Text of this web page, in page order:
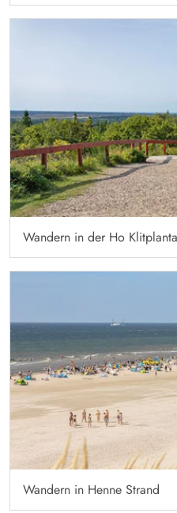
Wandern in der Ho
Wandern in Henne Strand